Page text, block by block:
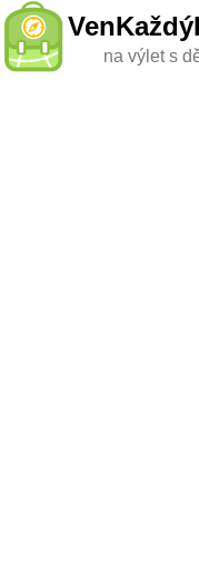
na výlet s